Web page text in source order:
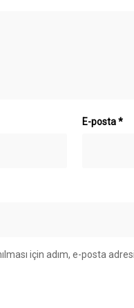
E-posta*
için adım, e-posta